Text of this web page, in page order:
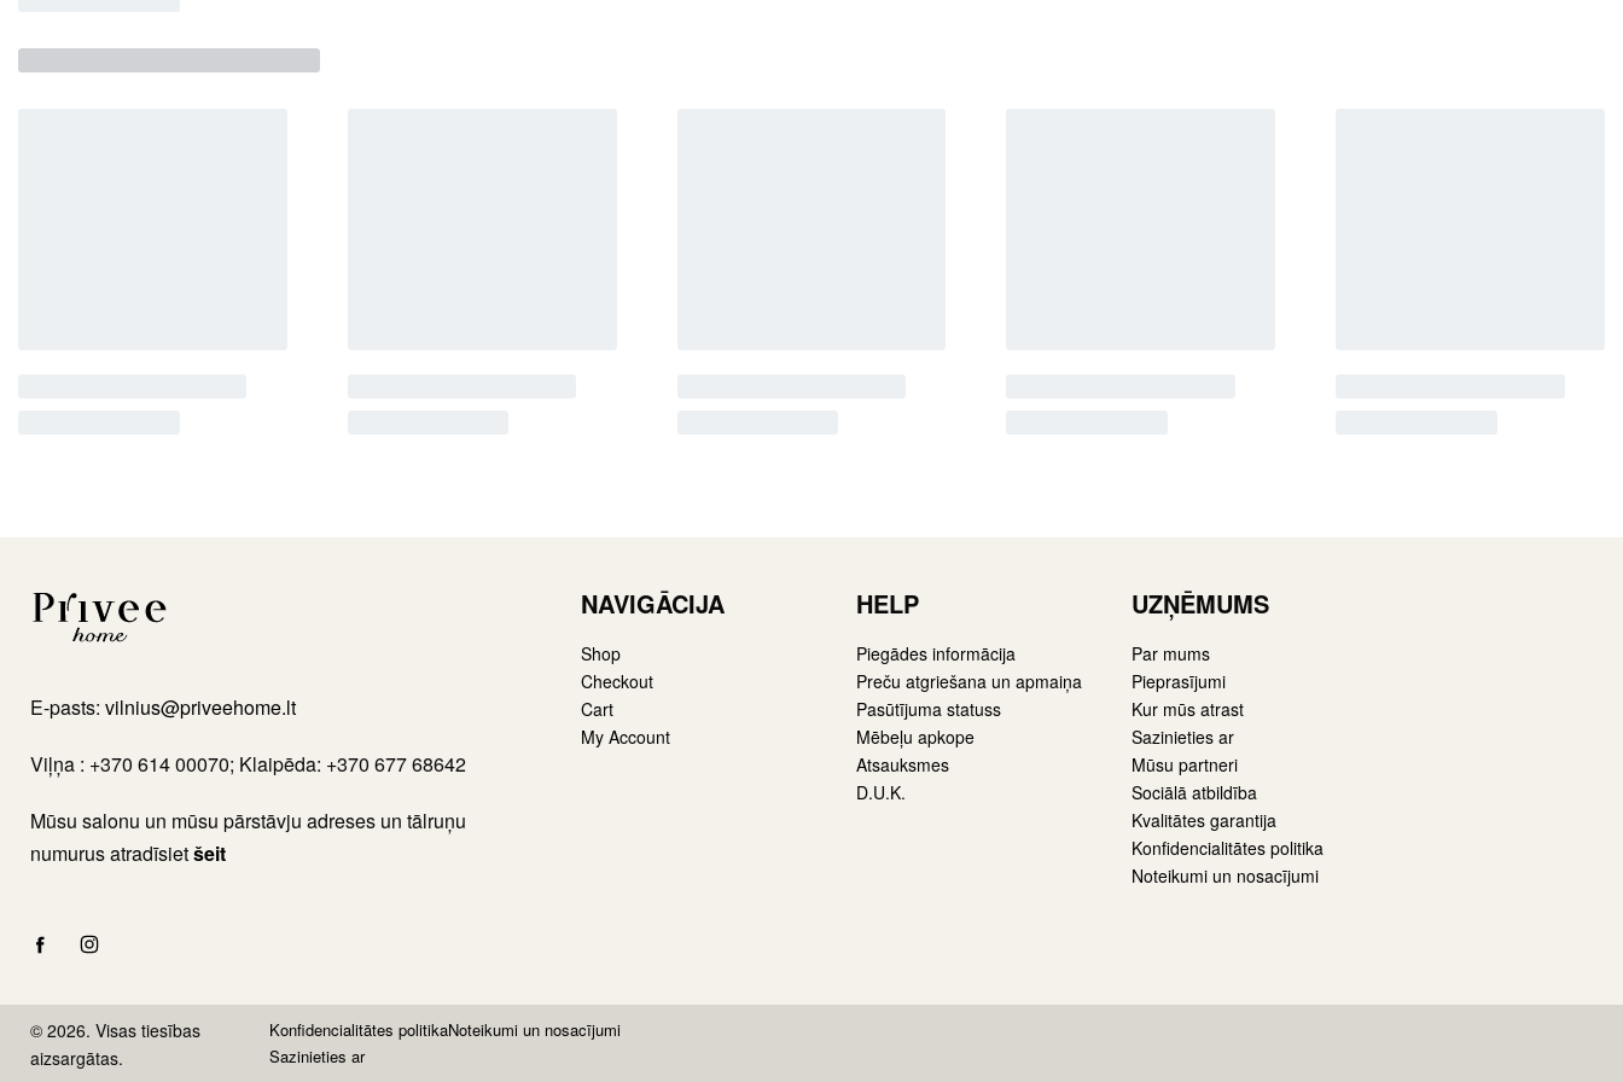
E-pasts: vilnius@priveehome.lt
Viļņa : +370 614 00070; Klaipēda: +370 677 68642
Mūsu salonu un mūsu pārstāvju adreses un tālruņu
numurus atradīsietšeit
NAVIGĀCIJA
Shop
Checkout
Cart
My Account
HELP
Piegādes informācija
Preču atgriešana un apmaiņa
Pasūtījuma statuss
Mēbeļu apkope
Atsauksmes
D.U.K.
UZŅĒMUMS
Par mums
Pieprasījumi
Kur mūs atrast
Sazinieties ar
Mūsu partneri
Sociālā atbildība
Kvalitātes garantija
Konfidencialitātes politika
Noteikumi un nosacījumi
© 2026. Visas tiesības
aizsargātas.
Konfidencialitātes politikaNoteikumi un nosacījumi
Sazinieties ar